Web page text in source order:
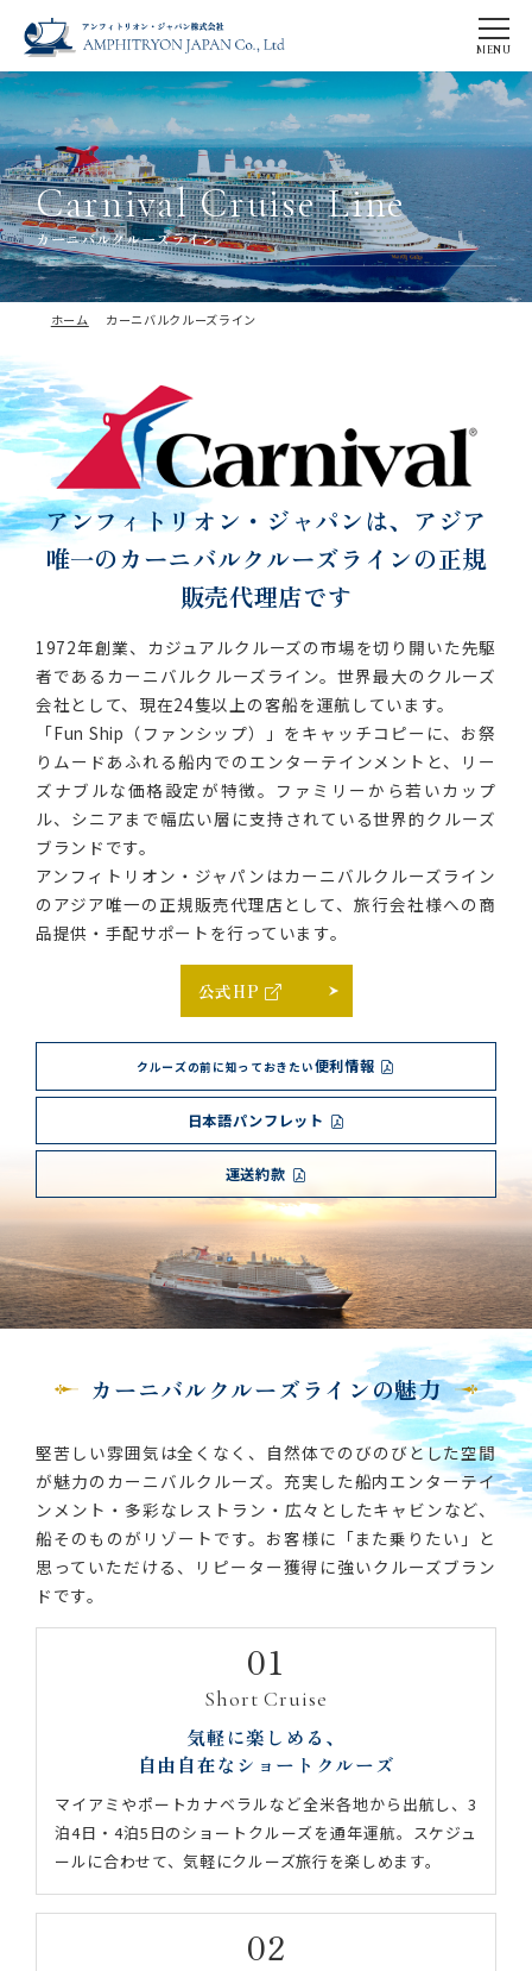
Carnival Cruise Line
カーニバルクルーズライン
ホーム カーニバルクルーズライン
アンフィトリオン・ジャパンは、 アジア
唯一のカーニバルクルーズラインの正規
販売代理店です
1972年創業、カジュアルクルーズの市場を切り開いた先駆
者であるカーニバルクルーズライン。世界最大のクルーズ
会社として、現在24隻以上の客船を運航しています。
「Fun Ship（ファンシップ）」をキャッチコピーに、お祭
りムードあふれる船内でのエンターテインメントと、リー
ズナブルな価格設定が特徴。ファミリーから若いカップ
ル、シニアまで幅広い層に支持されている世界的クルーズ
ブランドです。
アンフィトリオン・ジャパンはカーニバルクルーズライン
のアジア唯一の正規販売代理店として、旅行会社様への商
品提供・手配サポートを行っています。
公式HP
クルーズの前に知っておきたい便利情報
日本語パンフレット
運送約款
カーニバルクルーズラインの魅力
堅苦しい雰囲気は全くなく、自然体でのびのびとした空間
が魅力のカーニバルクルーズ。充実した船内エンターテイ
ンメント・多彩なレストラン・広々としたキャビンなど、
船そのものがリゾートです。お客様に「また乗りたい」と
思っていただける、リピーター獲得に強いクルーズブラン
ドです。
01
Short Cruise
気軽に楽しめる、
自由自在なショートクルーズ
マイアミやポートカナベラルなど全米各地から出航し、3
泊4日・4泊5日のショートクルーズを通年運航。スケジュ
ールに合わせて、気軽にクルーズ旅行を楽しめます。
02